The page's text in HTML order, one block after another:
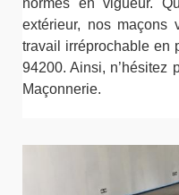
normes en vigueur.
extérieur, nos maçons
travail irréprochable en
94200. Ainsi, n’hésitez
Maçonnerie.